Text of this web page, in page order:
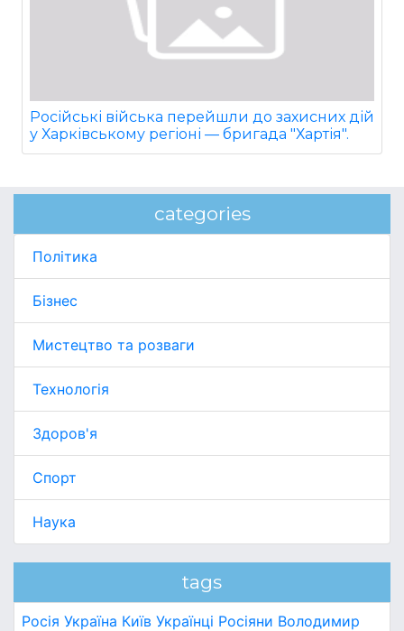
Російські війська перейшли до захисних дій
у Харківському регіоні — бригада "Хартія".
categories
Політика
Бізнес
Мистецтво та розваги
Технологія
Здоров'я
Спорт
Наука
tags
Росія Україна Київ Українці Росіяни Володимир